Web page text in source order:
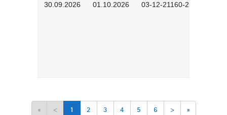
30.09.2026 01.10.2026 03-12-21160-2601
« < 1 2 3 4 5 6 > »